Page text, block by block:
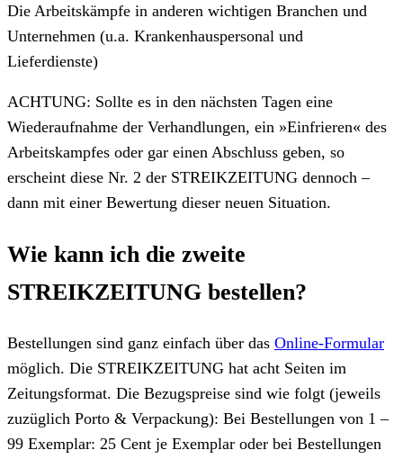
Die Arbeitskämpfe in anderen wichtigen Branchen und
Unternehmen (u.a. Krankenhauspersonal und
Lieferdienste)
ACHTUNG: Sollte es in den nächsten Tagen eine
Wiederaufnahme der Verhandlungen, ein »Einfrieren« des
Arbeitskampfes oder gar einen Abschluss geben, so
erscheint diese Nr. 2 der STREIKZEITUNG dennoch –
dann mit einer Bewertung dieser neuen Situation.
Wie kann ich die zweite
STREIKZEITUNG bestellen?
Bestellungen sind ganz einfach über das Online-Formular
möglich. Die STREIKZEITUNG hat acht Seiten im
Zeitungsformat. Die Bezugspreise sind wie folgt (jeweils
zuzüglich Porto & Verpackung): Bei Bestellungen von 1 –
99 Exemplar: 25 Cent je Exemplar oder bei Bestellungen